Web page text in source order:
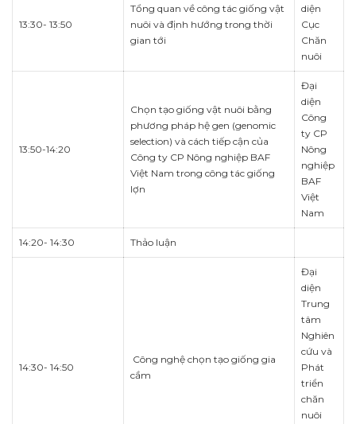
13:30- 13:50
Tổng quan về công tác giống vật
nuôi và định hướng trong thời
gian tới
diện
Cục
Chăn
nuôi
13:50-14:20
Chọn tạo giống vật nuôi bằng
phương pháp hệ gen (genomic
selection) và cách tiếp cận của
Công ty CP Nông nghiệp BAF
Việt Nam trong công tác giống
lợn
Đại
diện
Công
ty CP
Nông
nghiệp
BAF
Việt
Nam
14:20- 14:30 Thảo luận
14:30- 14:50
Công nghệ chọn tạo giống gia
cầm
Đại
diện
Trung
tâm
Nghiên
cứu và
Phát
triển
chăn
nuôi